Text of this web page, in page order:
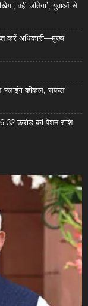
वही जीतेगा’, युवाओं से
करें अधिकारी—मुख्य
फ्लाइंग व्हीकल, सफल
करोड़ की पेंशन राशि